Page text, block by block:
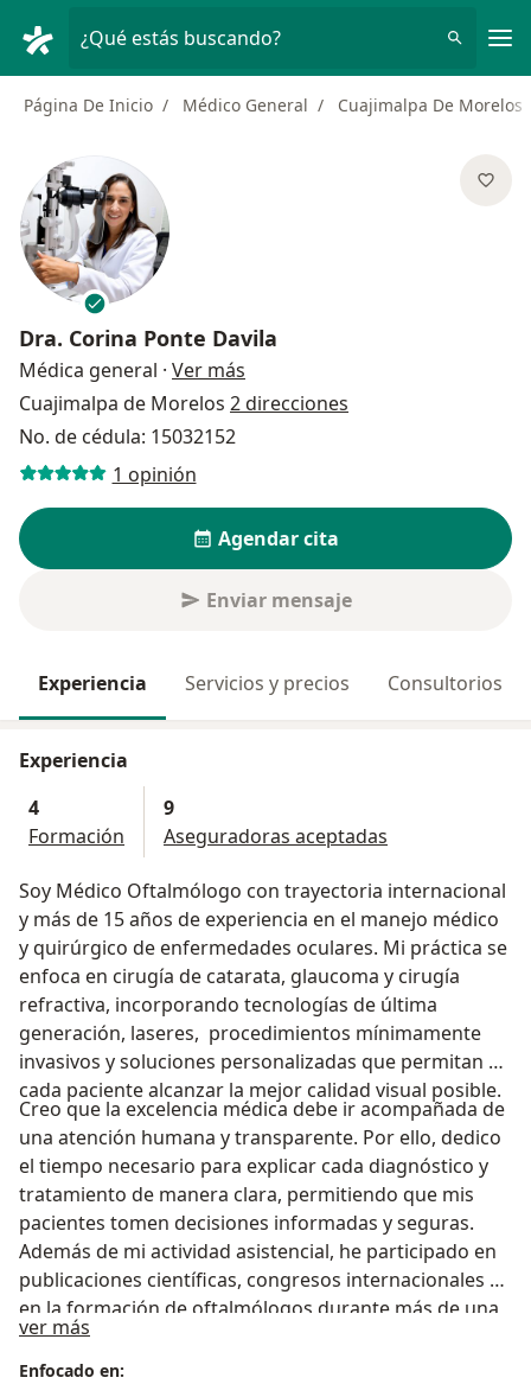
¿Qué estás buscando?
Página De Inicio Médico General Cuajimalpa De Morelos
Dra. Corina Ponte Davila
Médica general · Ver más
Cuajimalpa de Morelos 2 direcciones
No. de cédula: 15032152
1 opinión
Agendar cita
Enviar mensaje
Experiencia Servicios y precios Consultorios
Experiencia
4
Formación
9
Aseguradoras aceptadas
Soy Médico Oftalmólogo con trayectoria internacional
y más de 15 años de experiencia en el manejo médico
y quirúrgico de enfermedades oculares. Mi práctica se
enfoca en cirugía de catarata, glaucoma y cirugía
refractiva, incorporando tecnologías de última
generación, laseres, procedimientos mínimamente
invasivos y soluciones personalizadas que permitan a
cada paciente alcanzar la mejor calidad visual posible.
Creo que la excelencia médica debe ir acompañada de
una atención humana y transparente. Por ello, dedico
el tiempo necesario para explicar cada diagnóstico y
tratamiento de manera clara, permitiendo que mis
pacientes tomen decisiones informadas y seguras.
Además de mi actividad asistencial, he participado en
publicaciones científicas, congresos internacionales y
en la formación de oftalmólogos durante más de una
década, contribuyendo al desarrollo continuo de la
especialidad.
ver más
Enfocado en: